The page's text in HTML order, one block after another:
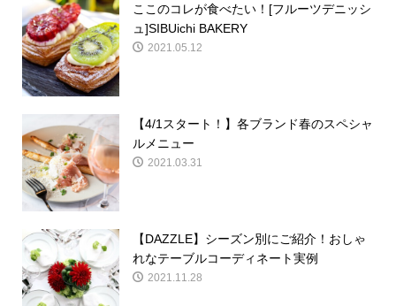
ここのコレが食べたい！[フルーツデニッシ
ュ]SIBUichi BAKERY
2021.05.12
【4/1スタート！】各ブランド春のスペシャ
ルメニュー
2021.03.31
【DAZZLE】シーズン別にご紹介！おしゃ
れなテーブルコーディネート実例
2021.11.28